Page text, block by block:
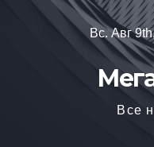
Вс. Авг
Все